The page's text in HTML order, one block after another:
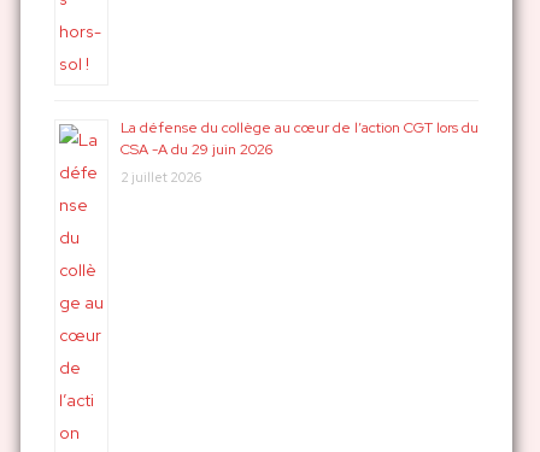
La défense du collège au cœur de l’action CGT lors du
CSA -A du 29 juin 2026
2 juillet 2026